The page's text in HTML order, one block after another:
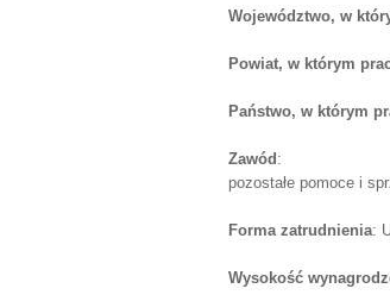
Województwo, w
Powiat, w którym
Państwo, w którym
Zawód :
pozostałe pomoce i
Forma zatrudnienia:
Wysokość